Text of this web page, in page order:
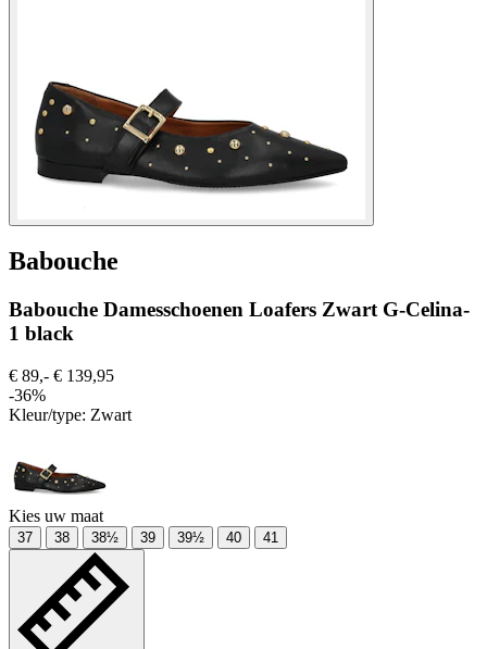
Babouche
Babouche Damesschoenen Loafers Zwart G-Celina-
1 black
€ 89,- € 139,95
-36%
Kleur/type: Zwart
Kies uw maat
37 38 38½ 39 39½ 40 41